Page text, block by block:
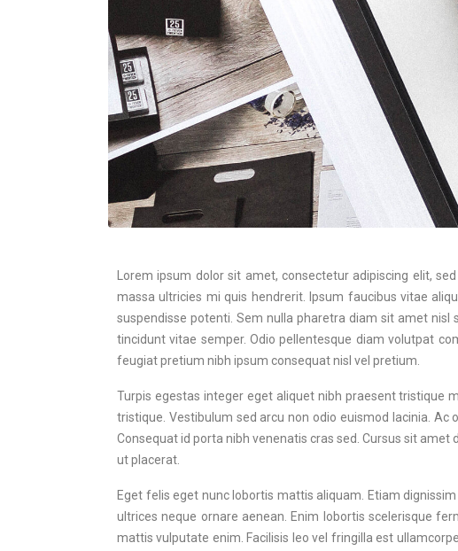
Lorem ipsum dolor sit amet, consectetur adipiscing elit,
massa ultricies mi quis hendrerit. Ipsum faucibus vitae
suspendisse potenti. Sem nulla pharetra diam sit amet nisl
tincidunt vitae semper. Odio pellentesque diam volutpat
feugiat pretium nibh ipsum consequat nisl vel pretium.
Turpis egestas integer eget aliquet nibh praesent tristique
tristique. Vestibulum sed arcu non odio euismod lacinia.
Consequat id porta nibh venenatis cras sed. Cursus sit
ut placerat.
Eget felis eget nunc lobortis mattis aliquam. Etiam
ultrices neque ornare aenean. Enim lobortis scelerisque
mattis vulputate enim. Facilisis leo vel fringilla est